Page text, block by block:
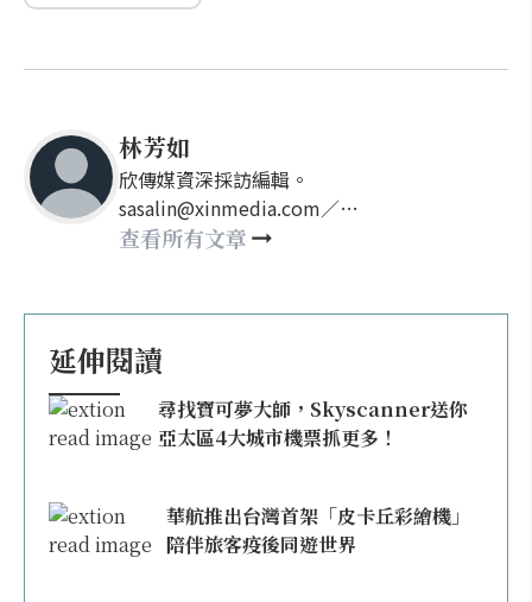
林芳如
欣傳媒資深採訪編輯。
sasalin@xinmedia.com／
happy21917@gmail.com
查看所有文章
延伸閱讀
尋找寶可夢大師，Skyscanner送你
亞太區4大城市機票抓更多！
華航推出台灣首架「皮卡丘彩繪機」
陪伴旅客疫後同遊世界